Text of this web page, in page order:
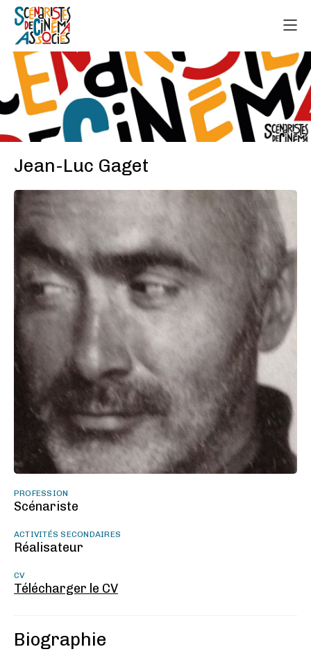
Jean-Luc Gaget
PROFESSION
Scénariste
ACTIVITÉS SECONDAIRES
Réalisateur
CV
Télécharger le CV
Biographie